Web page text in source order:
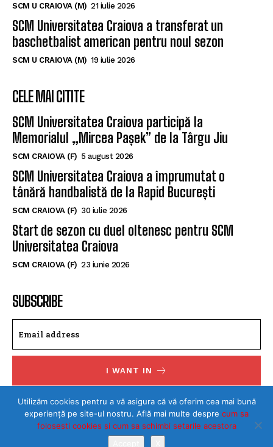
SCM U CRAIOVA (M) 21 iulie 2026
SCM Universitatea Craiova a transferat un
baschetbalist american pentru noul sezon
SCM U CRAIOVA (M) 19 iulie 2026
CELE MAI CITITE
SCM Universitatea Craiova participă la
Memorialul „Mircea Pașek” de la Târgu Jiu
SCM CRAIOVA (F) 5 august 2026
SCM Universitatea Craiova a împrumutat o
tânără handbalistă de la Rapid București
SCM CRAIOVA (F) 30 iulie 2026
Start de sezon cu duel oltenesc pentru SCM
Universitatea Craiova
SCM CRAIOVA (F) 23 iunie 2026
SUBSCRIBE
I WANT IN
I've read and accept thePrivacy Policy.
Utilizăm cookies pentru a vă asigura că vă oferim cea mai bună
experiență pe site-ul nostru. Află mai multe despre cum sa
folosesti cookies si cum sa schimbi setarile acestora